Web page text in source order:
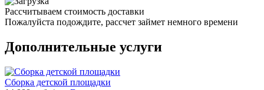
Рассчитываем стоимость доставки
Пожалуйста подождите, рассчет займет немного времени
Дополнительные услуги
Сборка детской площадки